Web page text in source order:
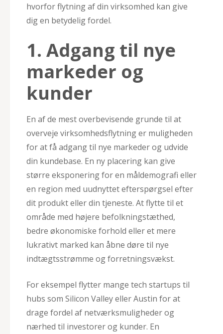
hvorfor flytning af din virksomhed kan give
dig en betydelig fordel.
1. Adgang til nye
markeder og
kunder
En af de mest overbevisende grunde til at
overveje virksomhedsflytning er muligheden
for at få adgang til nye markeder og udvide
din kundebase. En ny placering kan give
større eksponering for en måldemografi eller
en region med uudnyttet efterspørgsel efter
dit produkt eller din tjeneste. At flytte til et
område med højere befolkningstæthed,
bedre økonomiske forhold eller et mere
lukrativt marked kan åbne døre til nye
indtægtsstrømme og forretningsvækst.
For eksempel flytter mange tech startups til
hubs som Silicon Valley eller Austin for at
drage fordel af netværksmuligheder og
nærhed til investorer og kunder. En